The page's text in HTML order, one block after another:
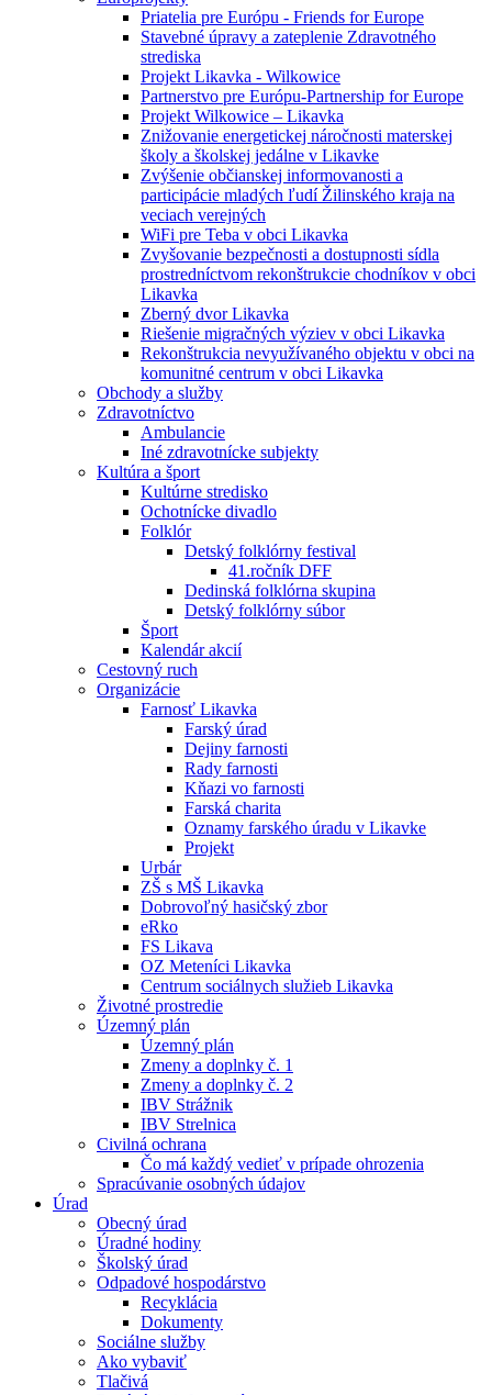
Priatelia pre Európu - Friends for Europe
Stavebné úpravy a zateplenie Zdravotného
strediska
Projekt Likavka - Wilkowice
Partnerstvo pre Európu-Partnership for Europe
Projekt Wilkowice – Likavka
Znižovanie energetickej náročnosti materskej
školy a školskej jedálne v Likavke
Zvýšenie občianskej informovanosti a
participácie mladých ľudí Žilinského kraja na
veciach verejných
WiFi pre Teba v obci Likavka
Zvyšovanie bezpečnosti a dostupnosti sídla
prostredníctvom rekonštrukcie chodníkov v obci
Likavka
Zberný dvor Likavka
Riešenie migračných výziev v obci Likavka
Rekonštrukcia nevyužívaného objektu v obci na
komunitné centrum v obci Likavka
Obchody a služby
Zdravotníctvo
Ambulancie
Iné zdravotnícke subjekty
Kultúra a šport
Kultúrne stredisko
Ochotnícke divadlo
Folklór
Detský folklórny festival
41.ročník DFF
Dedinská folklórna skupina
Detský folklórny súbor
Šport
Kalendár akcií
Cestovný ruch
Organizácie
Farnosť Likavka
Farský úrad
Dejiny farnosti
Rady farnosti
Kňazi vo farnosti
Farská charita
Oznamy farského úradu v Likavke
Projekt
Urbár
ZŠ s MŠ Likavka
Dobrovoľný hasičský zbor
eRko
FS Likava
OZ Meteníci Likavka
Centrum sociálnych služieb Likavka
Životné prostredie
Územný plán
Územný plán
Zmeny a doplnky č. 1
Zmeny a doplnky č. 2
IBV Strážnik
IBV Strelnica
Civilná ochrana
Čo má každý vedieť v prípade ohrozenia
Spracúvanie osobných údajov
Úrad
Obecný úrad
Úradné hodiny
Školský úrad
Odpadové hospodárstvo
Recyklácia
Dokumenty
Sociálne služby
Ako vybaviť
Tlačivá